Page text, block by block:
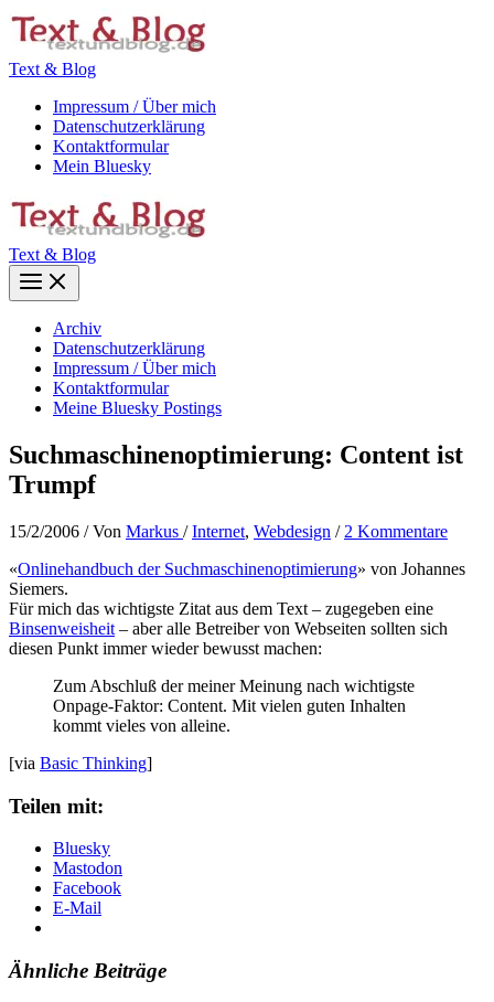
Zum
Inhalt
Text & Blog
Impressum / Über mich
Datenschutzerklärung
Kontaktformular
Mein Bluesky
Text & Blog
Main
Menu
Archiv
Datenschutzerklärung
Impressum / Über mich
Kontaktformular
Meine Bluesky Postings
Suchmaschinenoptimierung: Content ist
Trumpf
15/2/2006 / Von Markus /Internet, Webdesign / 2 Kommentare
«Onlinehandbuch der Suchmaschinenoptimierung» von Johannes
Siemers.
Für mich das wichtigste Zitat aus dem Text – zugegeben eine
Binsenweisheit – aber alle Betreiber von Webseiten sollten sich
diesen Punkt immer wieder bewusst machen:
Zum Abschluß der meiner Meinung nach wichtigste
Onpage-Faktor: Content. Mit vielen guten Inhalten
kommt vieles von alleine.
[via Basic Thinking]
Teilen mit:
Bluesky
Mastodon
Facebook
E-Mail
Ähnliche Beiträge